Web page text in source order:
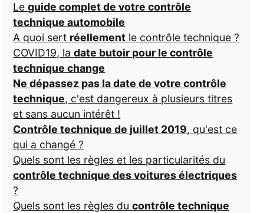
Leguide complet de votre contrôle
technique automobile
A quoi sert réellement le contrôle technique ?
COVID19, ladate butoir pour le contrôle
technique change
Ne dépassez pas la date de votre contrôle
technique, c'est dangereux à plusieurs titres
et sans aucun intérêt !
Contrôle technique de juillet 2019, qu'est ce
qui a changé ?
Quels sont les règles et les particularités du
contrôle technique des voitures électriques
?
Quels sont les règles ducontrôle technique